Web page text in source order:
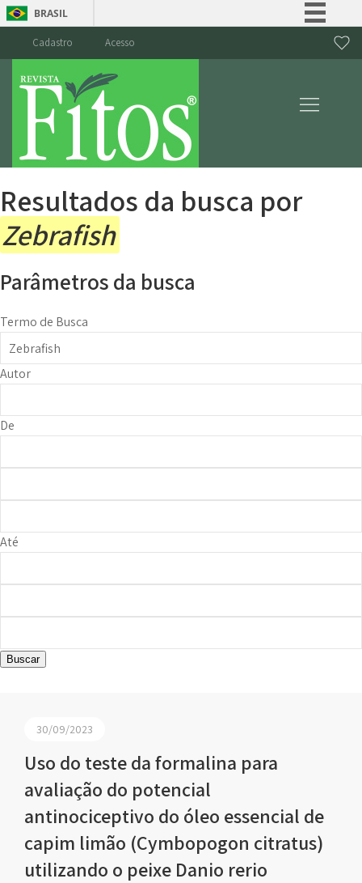
BRASIL
Canais
Cadastro Acesso
Resultados da busca por
Zebrafish
Parâmetros da busca
Termo de Busca
Autor
De
Até
Buscar
30/09/2023
Uso do teste da formalina para
avaliação do potencial
antinociceptivo do óleo essencial de
capim limão (Cymbopogon citratus)
utilizando o peixe Danio rerio